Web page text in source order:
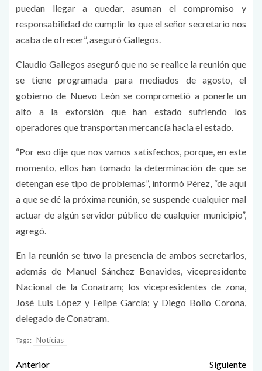
puedan llegar a quedar, asuman el compromiso y
responsabilidad de cumplir lo que el señor secretario nos
acaba de ofrecer”, aseguró Gallegos.
Claudio Gallegos aseguró que no se realice la reunión que
se tiene programada para mediados de agosto, el
gobierno de Nuevo León se comprometió a ponerle un
alto a la extorsión que han estado sufriendo los
operadores que transportan mercancía hacia el estado.
“Por eso dije que nos vamos satisfechos, porque, en este
momento, ellos han tomado la determinación de que se
detengan ese tipo de problemas”, informó Pérez, “de aquí
a que se dé la próxima reunión, se suspende cualquier mal
actuar de algún servidor público de cualquier municipio”,
agregó.
En la reunión se tuvo la presencia de ambos secretarios,
además de Manuel Sánchez Benavides, vicepresidente
Nacional de la Conatram; los vicepresidentes de zona,
José Luis López y Felipe García; y Diego Bolio Corona,
delegado de Conatram.
Tags: Noticias
Anterior
Siguiente